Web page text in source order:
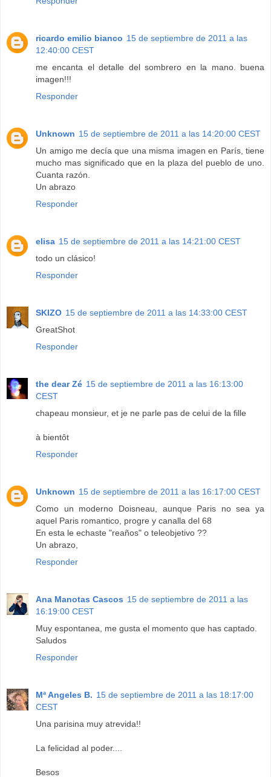
ricardo emilio bianco 15 de septiembre de 2011 a las
12:40:00 CEST
me encanta el detalle del sombrero en la mano. buena
imagen!!!
Responder
Unknown 15 de septiembre de 2011 a las 14:20:00 CEST
Un amigo me decía que una misma imagen en París, tiene
mucho mas significado que en la plaza del pueblo de uno.
Cuanta razón.
Un abrazo
Responder
elisa 15 de septiembre de 2011 a las 14:21:00 CEST
todo un clásico!
Responder
SKIZO 15 de septiembre de 2011 a las 14:33:00 CEST
GreatShot
Responder
the dear Zé 15 de septiembre de 2011 a las 16:13:00
CEST
chapeau monsieur, et je ne parle pas de celui de la fille
à bientôt
Responder
Unknown 15 de septiembre de 2011 a las 16:17:00 CEST
Como un moderno Doisneau, aunque Paris no sea ya
aquel Paris romantico, progre y canalla del 68
En esta le echaste "reaños" o teleobjetivo ??
Un abrazo,
Responder
Ana Manotas Cascos 15 de septiembre de 2011 a las
16:19:00 CEST
Muy espontanea, me gusta el momento que has captado.
Saludos
Responder
Mª Angeles B. 15 de septiembre de 2011 a las 18:17:00
CEST
Una parisina muy atrevida!!
La felicidad al poder....
Besos